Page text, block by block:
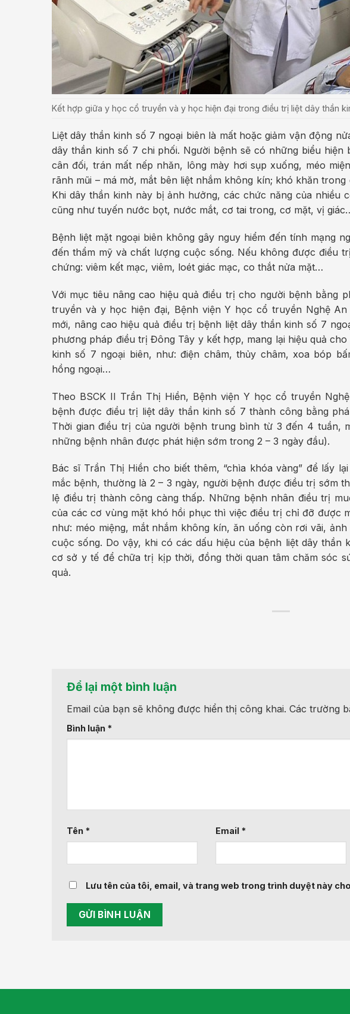
Kết hợp giữa y học cổ truyền và y học hiện đại trong điều trị liệt dây thần
Liệt dây thần kinh số 7 ngoại biên là mất hoặc giảm vận động
dây thần kinh số 7 chi phối. Người bệnh sẽ có những biểu hiện
cân đối, trán mất nếp nhăn, lông mày hơi sụp xuống, méo
rãnh mũi – má mờ, mắt bên liệt nhắm không kín; khó khăn
Khi dây thần kinh này bị ảnh hưởng, các chức năng của nhiều
cũng như tuyến nước bọt, nước mắt, cơ tai trong, cơ mặt, vị
Bệnh liệt mặt ngoại biên không gây nguy hiểm đến tính mạng
đến thẩm mỹ và chất lượng cuộc sống. Nếu không được điều
chứng: viêm kết mạc, viêm, loét giác mạc, co thắt nửa mặt…
Với mục tiêu nâng cao hiệu quả điều trị cho người bệnh bằng
truyền và y học hiện đại, Bệnh viện Y học cổ truyền Nghệ
mới, nâng cao hiệu quả điều trị bệnh liệt dây thần kinh số 7
phương pháp điều trị Đông Tây y kết hợp, mang lại hiệu quả
kinh số 7 ngoại biên, như: điện châm, thủy châm, xoa bóp
hồng ngoại…
Theo BSCK II Trần Thị Hiền, Bệnh viện Y học cổ truyền
bệnh được điều trị liệt dây thần kinh số 7 thành công bằng
Thời gian điều trị của người bệnh trung bình từ 3 đến 4 tuần,
những bệnh nhân được phát hiện sớm trong 2 – 3 ngày đầu).
Bác sĩ Trần Thị Hiền cho biết thêm, “chìa khóa vàng” để lấy
mắc bệnh, thường là 2 – 3 ngày, người bệnh được điều trị sớm
lệ điều trị thành công càng thấp. Những bệnh nhân điều trị
của các cơ vùng mặt khó hồi phục thì việc điều trị chỉ đỡ được
như: méo miệng, mắt nhắm không kín, ăn uống còn rơi vãi,
cuộc sống. Do vậy, khi có các dấu hiệu của bệnh liệt dây thần
cơ sở y tế để chữa trị kịp thời, đồng thời quan tâm chăm sóc
quả.
Để lại một bình luận
Email của bạn sẽ không được hiển thị công khai. Các trường
Bình luận *
Tên * Email *
Lưu tên của tôi, email, và trang web trong trình duyệt này